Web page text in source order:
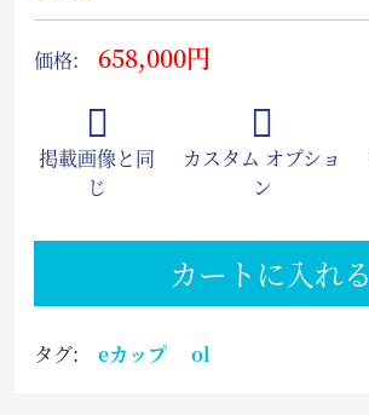
価格: 658,000円
掲載画像と同
じ
カスタム オプショ
ン
カートに入れる
タグ: eカップ ol